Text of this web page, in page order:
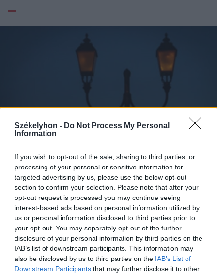
Székelyhon - Do Not Process My Personal
Information
If you wish to opt-out of the sale, sharing to third parties, or
processing of your personal or sensitive information for
targeted advertising by us, please use the below opt-out
section to confirm your selection. Please note that after your
opt-out request is processed you may continue seeing
interest-based ads based on personal information utilized by
us or personal information disclosed to third parties prior to
your opt-out. You may separately opt-out of the further
disclosure of your personal information by third parties on the
IAB’s list of downstream participants. This information may
also be disclosed by us to third parties on the IAB’s List of
Downstream Participants that may further disclose it to other
2026. augusztus 07., péntek
A közvilágításon spórol a
sepsiszentgyörgyi önkormányzat